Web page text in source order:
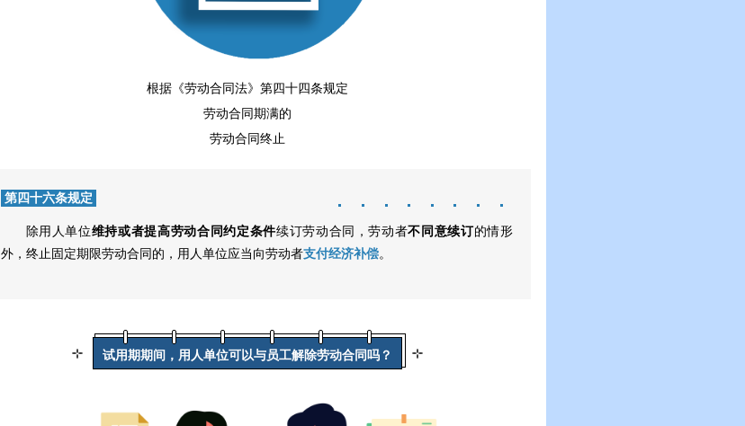
根据《劳动合同法》第四十四条规定
劳动合同期满的
劳动合同终止
第四十六条规定
除用人单位维持或者提高劳动合同约定条件续订劳动合同，劳动者不同意续订的情形
外，终止固定期限劳动合同的，用人单位应当向劳动者支付经济补偿。
试用期期间，用人单位可以与员工解除劳动合同吗？